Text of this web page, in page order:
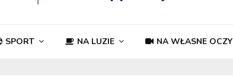
SPORT NA LUZIE NA WŁASNE OCZY